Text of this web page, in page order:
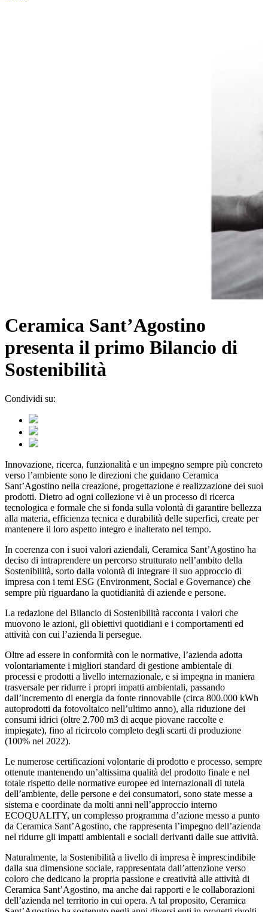
Ceramica Sant’Agostino
presenta il primo Bilancio di
Sostenibilità
Condividi su:
Innovazione, ricerca, funzionalità e un impegno sempre più concreto
verso l’ambiente sono le direzioni che guidano Ceramica
Sant’Agostino nella creazione, progettazione e realizzazione dei suoi
prodotti. Dietro ad ogni collezione vi è un processo di ricerca
tecnologica e formale che si fonda sulla volontà di garantire bellezza
alla materia, efficienza tecnica e durabilità delle superfici, create per
mantenere il loro aspetto integro e inalterato nel tempo.
In coerenza con i suoi valori aziendali, Ceramica Sant’Agostino ha
deciso di intraprendere un percorso strutturato nell’ambito della
Sostenibilità, sorto dalla volontà di integrare il suo approccio di
impresa con i temi ESG (Environment, Social e Governance) che
sempre più riguardano la quotidianità di aziende e persone.
La redazione del Bilancio di Sostenibilità racconta i valori che
muovono le azioni, gli obiettivi quotidiani e i comportamenti ed
attività con cui l’azienda li persegue.
Oltre ad essere in conformità con le normative, l’azienda adotta
volontariamente i migliori standard di gestione ambientale di
processi e prodotti a livello internazionale, e si impegna in maniera
trasversale per ridurre i propri impatti ambientali, passando
dall’incremento di energia da fonte rinnovabile (circa 800.000 kWh
autoprodotti da fotovoltaico nell’ultimo anno), alla riduzione dei
consumi idrici (oltre 2.700 m3 di acque piovane raccolte e
impiegate), fino al ricircolo completo degli scarti di produzione
(100% nel 2022).
Le numerose certificazioni volontarie di prodotto e processo, sempre
ottenute mantenendo un’altissima qualità del prodotto finale e nel
totale rispetto delle normative europee ed internazionali di tutela
dell’ambiente, delle persone e dei consumatori, sono state messe a
sistema e coordinate da molti anni nell’approccio interno
ECOQUALITY, un complesso programma d’azione messo a punto
da Ceramica Sant’Agostino, che rappresenta l’impegno dell’azienda
nel ridurre gli impatti ambientali e sociali derivanti dalle sue attività.
Naturalmente, la Sostenibilità a livello di impresa è imprescindibile
dalla sua dimensione sociale, rappresentata dall’attenzione verso
coloro che dedicano la propria passione e creatività alle attività di
Ceramica Sant’Agostino, ma anche dai rapporti e le collaborazioni
dell’azienda nel territorio in cui opera. A tal proposito, Ceramica